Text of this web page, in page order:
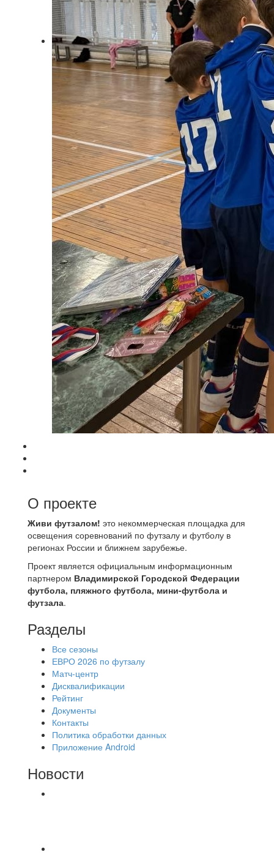
О проекте
Живи футзалом! это некоммерческая площадка для
освещения соревнований по футзалу и футболу в
регионах России и ближнем зарубежье.
Проект является официальным информационным
партнером Владимирской Городской Федерации
футбола, пляжного футбола, мини-футбола и
футзала.
Разделы
Все сезоны
ЕВРО 2026 по футзалу
Матч-центр
Дисквалификации
Рейтинг
Документы
Контакты
Политика обработки данных
Приложение Android
Новости